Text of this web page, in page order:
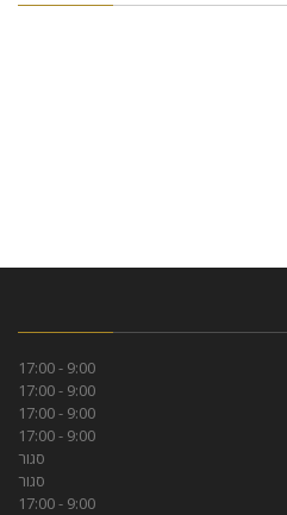
9:00 - 17:00
9:00 - 17:00
9:00 - 17:00
9:00 - 17:00
סגור
סגור
9:00 - 17:00